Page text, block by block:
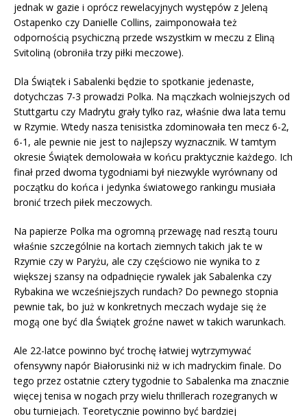
jednak w gazie i oprócz rewelacyjnych występów z Jeleną
Ostapenko czy Danielle Collins, zaimponowała też
odpornością psychiczną przede wszystkim w meczu z Eliną
Svitoliną (obroniła trzy piłki meczowe).
Dla Świątek i Sabalenki będzie to spotkanie jedenaste,
dotychczas 7-3 prowadzi Polka. Na mączkach wolniejszych od
Stuttgartu czy Madrytu grały tylko raz, właśnie dwa lata temu
w Rzymie. Wtedy nasza tenisistka zdominowała ten mecz 6-2,
6-1, ale pewnie nie jest to najlepszy wyznacznik. W tamtym
okresie Świątek demolowała w końcu praktycznie każdego. Ich
finał przed dwoma tygodniami był niezwykle wyrównany od
początku do końca i jedynka światowego rankingu musiała
bronić trzech piłek meczowych.
Na papierze Polka ma ogromną przewagę nad resztą touru
właśnie szczególnie na kortach ziemnych takich jak te w
Rzymie czy w Paryżu, ale czy częściowo nie wynika to z
większej szansy na odpadnięcie rywalek jak Sabalenka czy
Rybakina we wcześniejszych rundach? Do pewnego stopnia
pewnie tak, bo już w konkretnych meczach wydaje się że
mogą one być dla Świątek groźne nawet w takich warunkach.
Ale 22-latce powinno być trochę łatwiej wytrzymywać
ofensywny napór Białorusinki niż w ich madryckim finale. Do
tego przez ostatnie cztery tygodnie to Sabalenka ma znacznie
więcej tenisa w nogach przy wielu thrillerach rozegranych w
obu turniejach. Teoretycznie powinno być bardziej